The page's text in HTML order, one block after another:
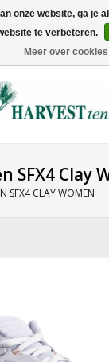
SFX4 Clay
SFX4 CLAY WOMEN
onze website, ga je
te verbeteren.
Meer over cookies